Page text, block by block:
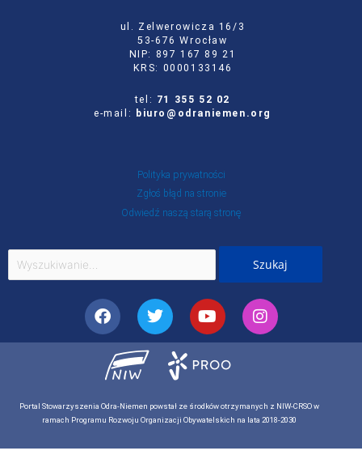
ul. Zelwerowicza 16/3
53-676 Wrocław
NIP: 897 167 89 21
KRS: 0000133146
tel: 71 355 52 02
e-mail:
biuro@odraniemen.org
Polityka prywatności
Zgłoś błąd na stronie
Odwiedź naszą starą stronę
Szukaj
dla:
FacebookTwitterYoutubeInstagram
Portal Stowarzyszenia Odra-Niemen powstał ze środków otrzymanych z NIW-CRSO w
ramach Programu Rozwoju Organizacji Obywatelskich na lata 2018-2030